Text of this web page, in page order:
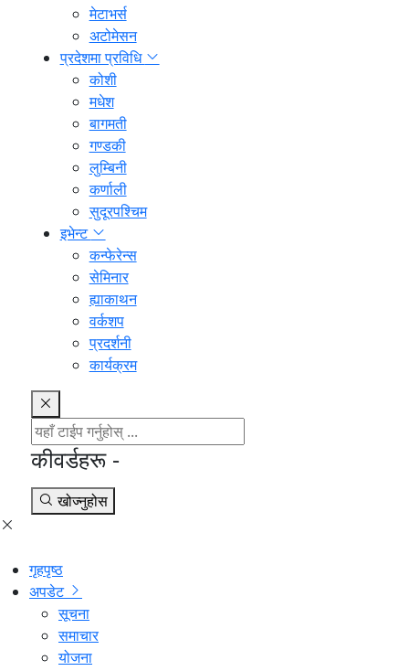
मेटाभर्स
अटोमेसन
प्रदेशमा प्रविधि
कोशी
मधेश
बागमती
गण्डकी
लुम्बिनी
कर्णाली
सुदूरपश्चिम
इभेन्ट
कन्फेरेन्स
सेमिनार
ह्याकाथन
वर्कशप
प्रदर्शनी
कार्यक्रम
कीवर्डहरू -
खोज्नुहोस
गृहपृष्ठ
अपडेट
सूचना
समाचार
योजना